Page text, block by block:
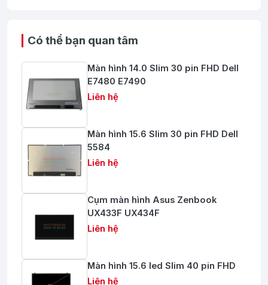
Có thể bạn quan tâm
Màn hình 14.0 Slim 30 pin FHD Dell
E7480 E7490
Liên hệ
Màn hình 15.6 Slim 30 pin FHD Dell
5584
Liên hệ
Cụm màn hình Asus Zenbook
UX433F UX434F
Liên hệ
Màn hình 15.6 led Slim 40 pin FHD
Liên hệ